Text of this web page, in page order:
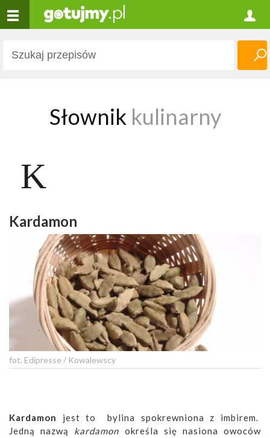
Słownik kulinarny
K
Kardamon
fot. Edipresse / Kowalewscy
Kardamon
jest to bylina spokrewniona z imbirem.
Jedną nazwą kardamon określa się nasiona owoców